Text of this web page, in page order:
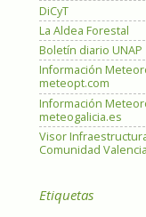
DiCyT
La Aldea Forestal
Boletín diario UNAP
Información
meteopt.com
Información
meteogalicia.es
Visor
Comunidad
Etiquetas